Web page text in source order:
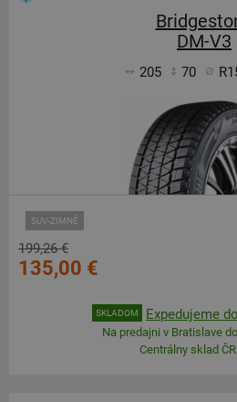
DM-V3
205 70
SUV-ZIMNÉ
199,26 €
135,00 €
SKLADOM Expedujeme
Na predajni v Bratislave
Centrálny sklad